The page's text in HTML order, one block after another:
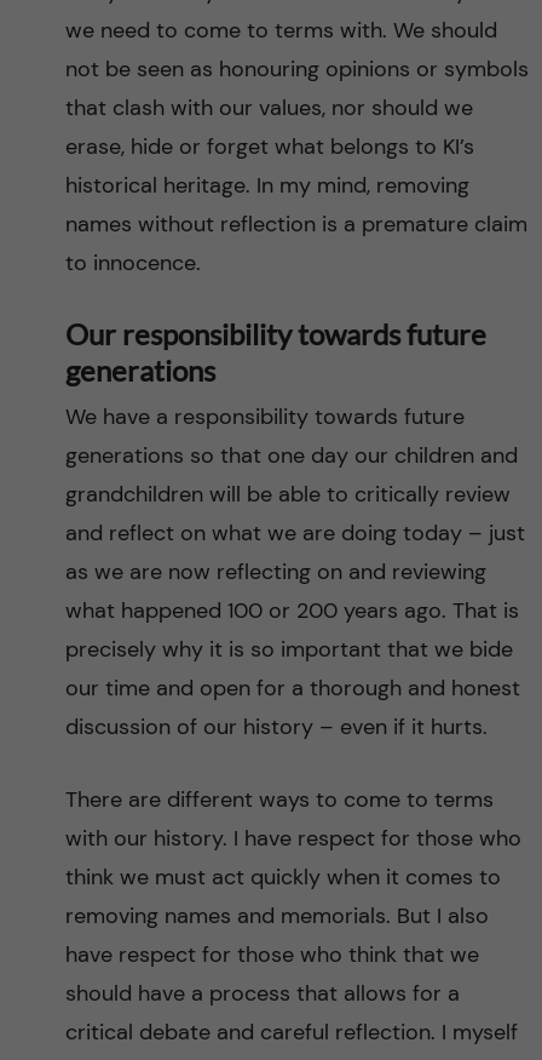
we need to come to terms with. We should
not be seen as honouring opinions or symbols
that clash with our values, nor should we
erase, hide or forget what belongs to KI’s
historical heritage. In my mind, removing
names without reflection is a premature claim
to innocence.
Our responsibility towards future
generations
We have a responsibility towards future
generations so that one day our children and
grandchildren will be able to critically review
and reflect on what we are doing today – just
as we are now reflecting on and reviewing
what happened 100 or 200 years ago. That is
precisely why it is so important that we bide
our time and open for a thorough and honest
discussion of our history – even if it hurts.
There are different ways to come to terms
with our history. I have respect for those who
think we must act quickly when it comes to
removing names and memorials. But I also
have respect for those who think that we
should have a process that allows for a
critical debate and careful reflection. I myself